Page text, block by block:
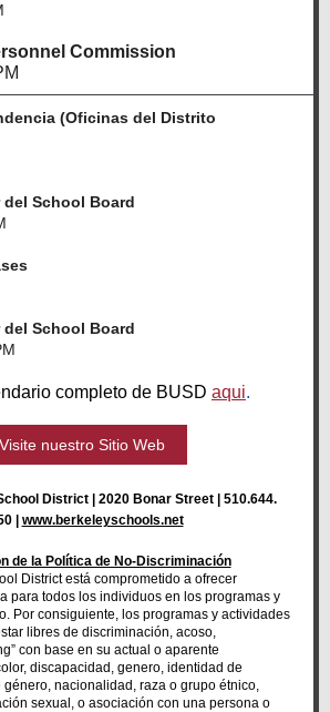
Commission
(Oficinas del Distrito
School Board
School Board
completo de BUSD aqui.
Visite nuestro Sitio Web
District | 2020 Bonar Street | 510.644.
| www.berkeleyschools.net
de la Política de No-Discriminación
District está comprometido a ofrecer
para todos los individuos en los programas y
Por consiguiente, los programas y actividades
libres de discriminación, acoso,
con base en su actual o aparente
discapacidad, genero, identidad de
nacionalidad, raza o grupo étnico,
sexual, o asociación con una persona o